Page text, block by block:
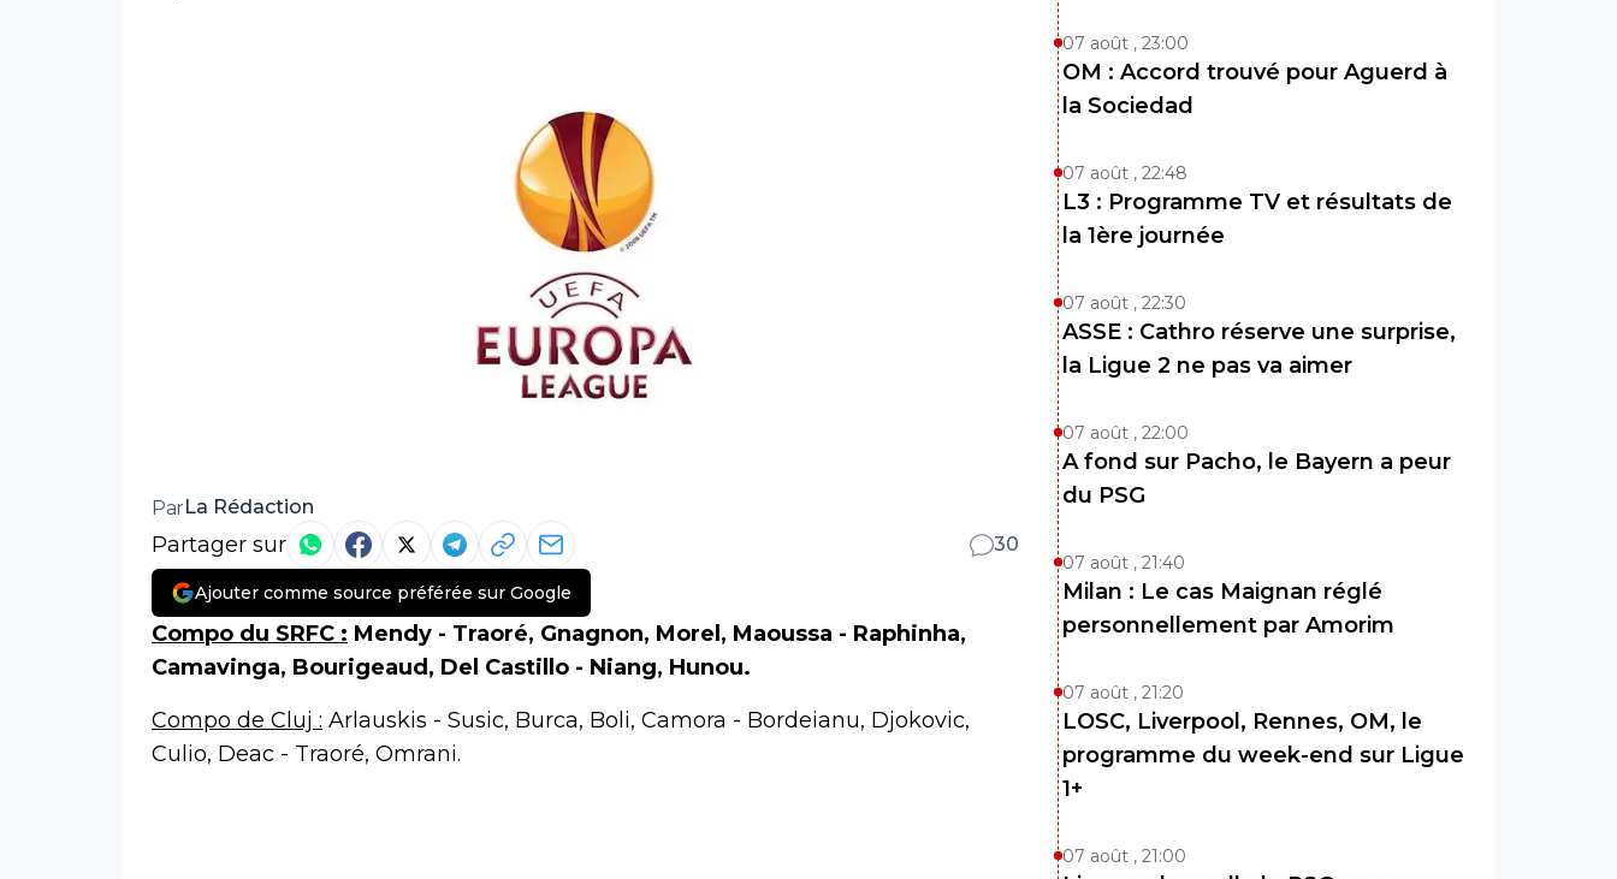
ParLa Rédaction
Partager sur 30
Ajouter comme source préférée sur Google
Compo du SRFC : Mendy - Traoré, Gnagnon, Morel, Maoussa - Raphinha,
Camavinga, Bourigeaud, Del Castillo - Niang, Hunou.
Compo de Cluj : Arlauskis - Susic, Burca, Boli, Camora - Bordeianu, Djokovic,
Culio, Deac - Traoré, Omrani.
07 août , 23:00
OM : Accord trouvé pour Aguerd à
la Sociedad
07 août , 22:48
L3 : Programme TV et résultats de
la 1ère journée
07 août , 22:30
ASSE : Cathro réserve une surprise,
la Ligue 2 ne pas va aimer
07 août , 22:00
A fond sur Pacho, le Bayern a peur
du PSG
07 août , 21:40
Milan : Le cas Maignan réglé
personnellement par Amorim
07 août , 21:20
LOSC, Liverpool, Rennes, OM, le
programme du week-end sur Ligue
1+
07 août , 21:00